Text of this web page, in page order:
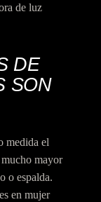
de luz
DE
SON
medida el
mucho mayor
o espalda.
en mujer